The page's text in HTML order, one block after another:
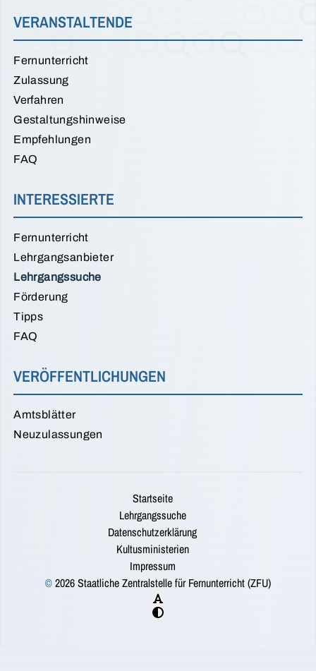
VERANSTALTENDE
Fernunterricht
Zulassung
Verfahren
Gestaltungshinweise
Empfehlungen
FAQ
INTERESSIERTE
Fernunterricht
Lehrgangsanbieter
Lehrgangssuche
Förderung
Tipps
FAQ
VERÖFFENTLICHUNGEN
Amtsblätter
Neuzulassungen
Startseite
Lehrgangssuche
Datenschutzerklärung
Kultusministerien
Impressum
©2026 Staatliche Zentralstelle für Fernunterricht (ZFU)